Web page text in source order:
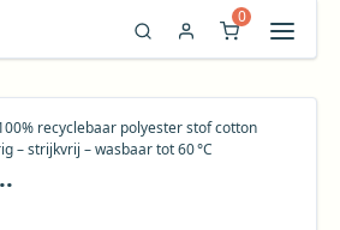
0
recyclebaar polyester stof cotton
– strijkvrij – wasbaar tot 60 °C